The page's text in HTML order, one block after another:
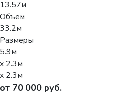
13.57м
Объем
33.2м
Размеры
5.9м
x 2.3м
x 2.3м
от 70 000 руб.